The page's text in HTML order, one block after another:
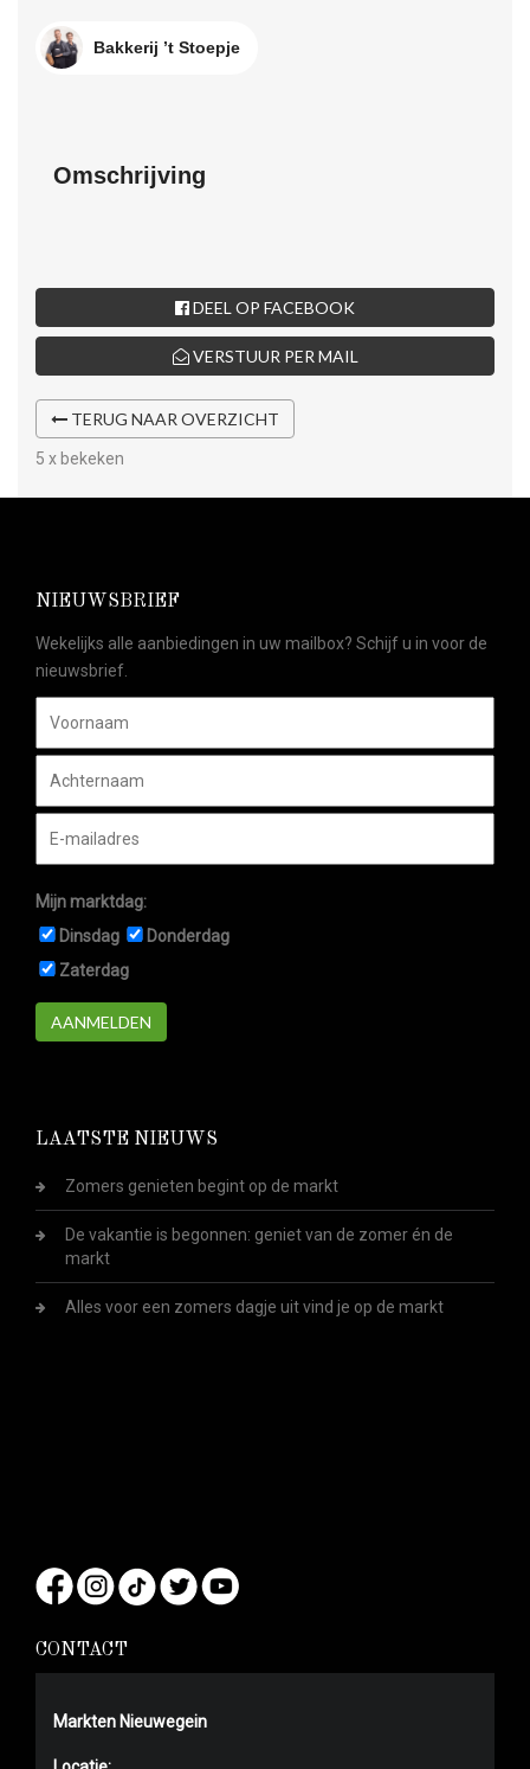
Bakkerij ’t Stoepje
Omschrijving
DEEL OP FACEBOOK
VERSTUUR PER MAIL
TERUG NAAR OVERZICHT
5 x bekeken
NIEUWSBRIEF
Wekelijks alle aanbiedingen in uw mailbox? Schijf u in voor de
nieuwsbrief.
Mijn marktdag:
Dinsdag
Donderdag
Zaterdag
AANMELDEN
LAATSTE NIEUWS
Zomers genieten begint op de markt
De vakantie is begonnen: geniet van de zomer én de
markt
Alles voor een zomers dagje uit vind je op de markt
CONTACT
Markten Nieuwegein